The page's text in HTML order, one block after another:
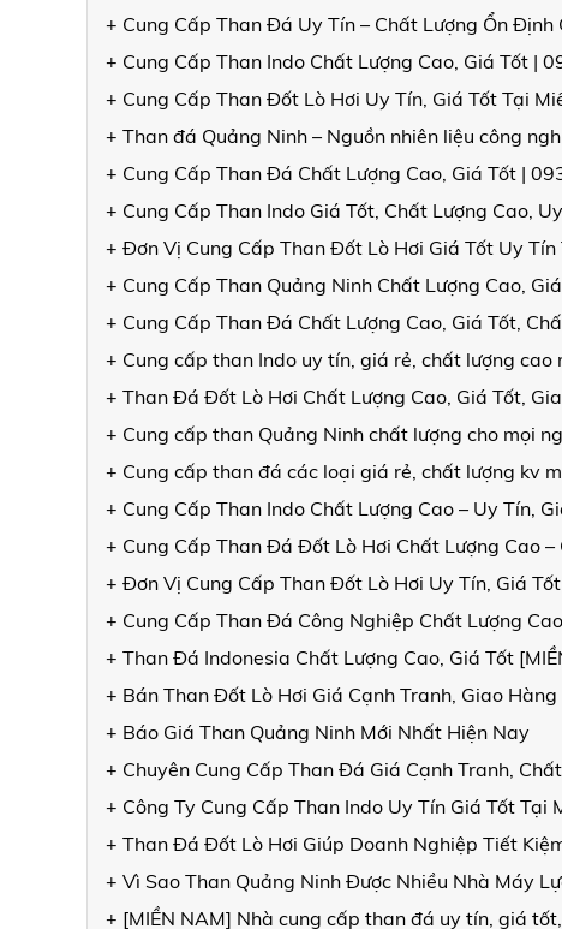
+ Cung Cấp Than Đá Uy Tín – Chất Lượng Ổn Định
+ Cung Cấp Than Indo Chất Lượng Cao, Giá Tốt |
+ Cung Cấp Than Đốt Lò Hơi Uy Tín, Giá Tốt Tại
+ Than đá Quảng Ninh – Nguồn nhiên liệu công
+ Cung Cấp Than Đá Chất Lượng Cao, Giá Tốt |
+ Cung Cấp Than Indo Giá Tốt, Chất Lượng Cao,
+ Đơn Vị Cung Cấp Than Đốt Lò Hơi Giá Tốt Uy Tín
+ Cung Cấp Than Quảng Ninh Chất Lượng Cao,
+ Cung Cấp Than Đá Chất Lượng Cao, Giá Tốt,
+ Cung cấp than Indo uy tín, giá rẻ, chất lượng cao
+ Than Đá Đốt Lò Hơi Chất Lượng Cao, Giá Tốt,
+ Cung cấp than Quảng Ninh chất lượng cho mọi
+ Cung cấp than đá các loại giá rẻ, chất lượng kv
+ Cung Cấp Than Indo Chất Lượng Cao – Uy Tín,
+ Cung Cấp Than Đá Đốt Lò Hơi Chất Lượng Cao
+ Đơn Vị Cung Cấp Than Đốt Lò Hơi Uy Tín, Giá
+ Cung Cấp Than Đá Công Nghiệp Chất Lượng
+ Than Đá Indonesia Chất Lượng Cao, Giá Tốt
+ Bán Than Đốt Lò Hơi Giá Cạnh Tranh, Giao
+ Báo Giá Than Quảng Ninh Mới Nhất Hiện Nay
+ Chuyên Cung Cấp Than Đá Giá Cạnh Tranh,
+ Công Ty Cung Cấp Than Indo Uy Tín Giá Tốt Tại
+ Than Đá Đốt Lò Hơi Giúp Doanh Nghiệp Tiết
+ Vì Sao Than Quảng Ninh Được Nhiều Nhà Máy
+ [MIỀN NAM] Nhà cung cấp than đá uy tín, giá